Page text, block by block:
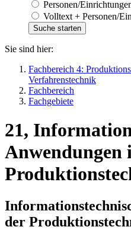
Personen/
Volltext + Personen/
Sie sind hier:
Fachbereich 4:
Verfahrenstechnik
Fachbereich
Fachgebiete
21,
Anwendungen
der